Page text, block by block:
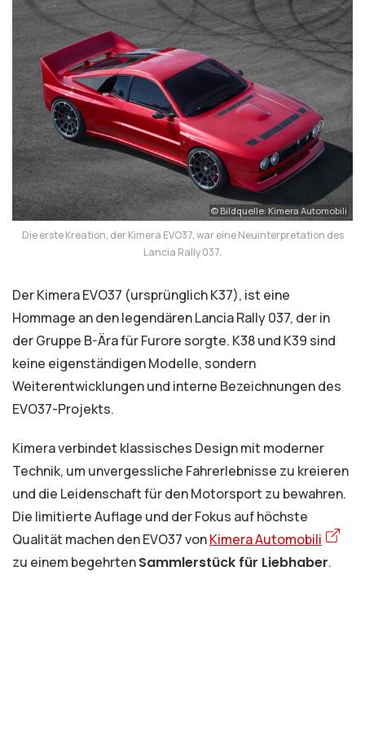
© Bildquelle: Kimera Automobili
Die erste Kreation, der Kimera EVO37, war eine Neuinterpretation des
Lancia Rally 037.
Der Kimera EVO37 (ursprünglich K37), ist eine
Hommage an den legendären Lancia Rally 037, der in
der Gruppe B-Ära für Furore sorgte. K38 und K39 sind
keine eigenständigen Modelle, sondern
Weiterentwicklungen und interne Bezeichnungen des
EVO37-Projekts.
Kimera verbindet klassisches Design mit moderner
Technik, um unvergessliche Fahrerlebnisse zu kreieren
und die Leidenschaft für den Motorsport zu bewahren.
Die limitierte Auflage und der Fokus auf höchste
Qualität machen den EVO37 vonKimera Automobili
zu einem begehrtenSammlerstück für Liebhaber.